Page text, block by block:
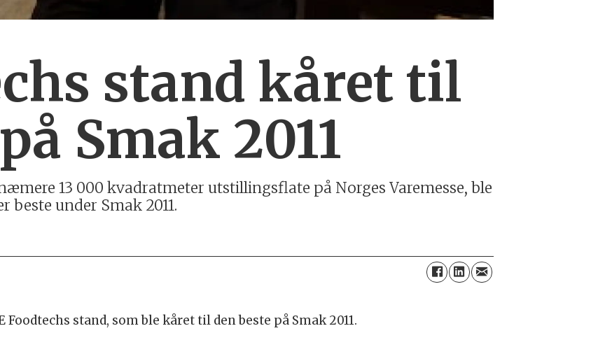
stand kåret til
Smak 2011
13 000 kvadratmeter utstillingsflate på Norges Varemesse, ble
beste under Smak 2011.
stand, som ble kåret til den beste på Smak 2011.